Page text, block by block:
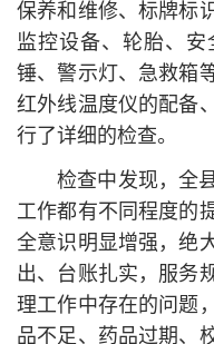
保养和维修、标牌标
监控设备、轮胎、
锤、警示灯、急救箱
红外线温度仪的配备
行了详细的检查。
检查中发现，全
工作都有不同程度的
全意识明显增强，绝
出、台账扎实，服务
理工作中存在的问题
品不足、药品过期、